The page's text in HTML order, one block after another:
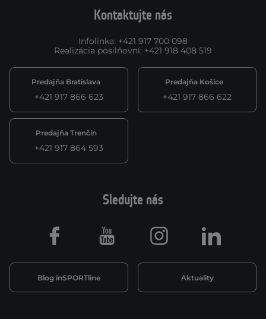
Kontaktujte nás
Infolinka: +421 917 700 098
Realizácia posilňovní: +421 918 408 519
Predajňa Bratislava
+421 917 866 623
Predajňa Košice
+421 917 866 622
Predajňa Trenčín
+421 917 864 593
Sledujte nás
Blog inSPORTline Aktuality
Facebook Youtube Instagram LinkedIn